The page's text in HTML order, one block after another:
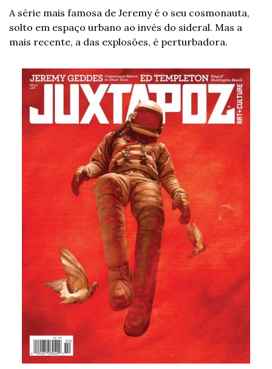
A série mais famosa de Jeremy é o seu cosmonauta,
solto em espaço urbano ao invés do sideral. Mas a
mais recente, a das explosões, é perturbadora.